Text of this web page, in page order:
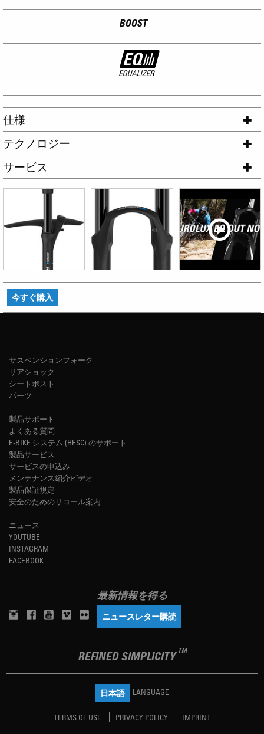
BOOST
仕様
テクノロジー
サービス
今すぐ購入
サスペンションフォーク
リアショック
シートポスト
パーツ
製品サポート
よくある質問
E-BIKE システム (HESC) のサポート
製品サービス
サービスの申込み
メンテナンス紹介ビデオ
製品保証規定
安全のためのリコール案内
ニュース
YOUTUBE
INSTAGRAM
FACEBOOK
最新情報を得る
ニュースレター購読
REFINED SIMPLICITY TM
日本語 LANGUAGE
TERMS OF USE PRIVACY POLICY IMPRINT